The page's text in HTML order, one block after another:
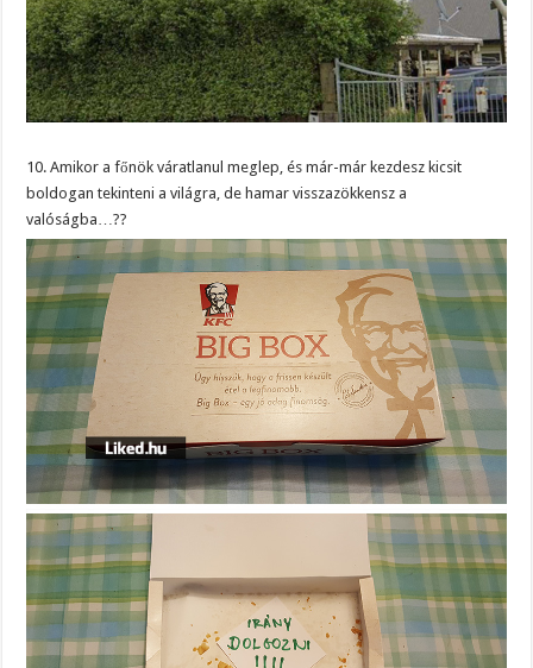
10. Amikor a főnök váratlanul meglep, és már-már kezdesz kicsit
boldogan tekinteni a világra, de hamar visszazökkensz a
valóságba…??